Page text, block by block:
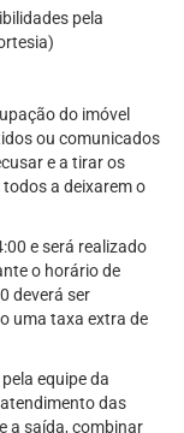
pela
do imóvel
ou comunicados
e a tirar os
a deixarem o
e será realizado
o horário de
deverá ser
uma taxa extra de
equipe da
das
a saída, combinar